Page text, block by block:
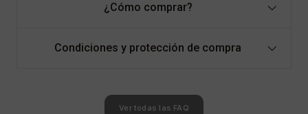
¿Cómo comprar?
Condiciones y protección de compra
Ver todas las FAQ